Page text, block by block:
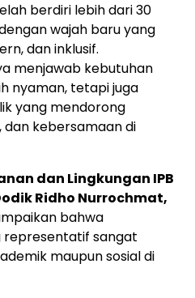
berdiri lebih dari 30
wajah baru yang
dan inklusif.
menjawab kebutuhan
nyaman, tetapi juga
yang mendorong
kebersamaan di
dan Lingkungan IPB
Ridho Nurrochmat,
bahwa
representatif sangat
maupun sosial di